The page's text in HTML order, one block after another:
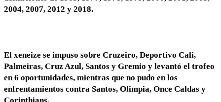
2004, 2007, 2012 y 2018.
El xeneize se impuso sobre Cruzeiro, Deportivo Cali,
Palmeiras, Cruz Azul, Santos y Gremio y levantó el trofeo
en 6 oportunidades, mientras que no pudo en los
enfrentamientos contra Santos, Olimpia, Once Caldas y